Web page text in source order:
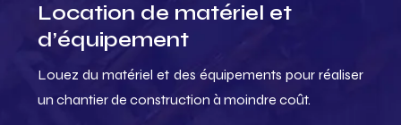
Location de matériel et
d’équipement
Louez du matériel et des équipements pour réaliser
un chantier de construction à moindre coût.